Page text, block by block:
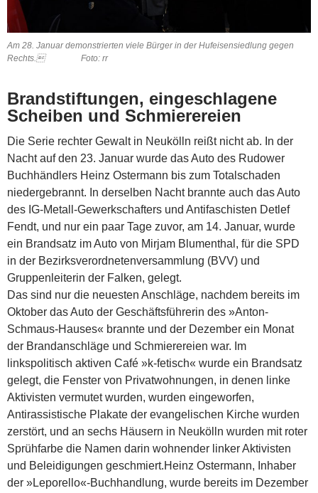
Am 28. Januar demonstrierten viele Bürger in der Hufeisensiedlung gegen
Rechts. Foto: rr
Brandstiftungen, eingeschlagene
Scheiben und Schmierereien
Die Serie rechter Gewalt in Neukölln reißt nicht ab. In der
Nacht auf den 23. Januar wurde das Auto des Rudower
Buchhändlers Heinz Ostermann bis zum Totalschaden
niedergebrannt. In derselben Nacht brannte auch das Auto
des IG-Metall-Gewerkschafters und Antifaschisten Detlef
Fendt, und nur ein paar Tage zuvor, am 14. Januar, wurde
ein Brandsatz im Auto von Mirjam Blumenthal, für die SPD
in der Bezirksverordnetenversammlung (BVV) und
Gruppenleiterin der Falken, gelegt.
Das sind nur die neuesten Anschläge, nachdem bereits im
Oktober das Auto der Geschäftsführerin des »Anton-
Schmaus-Hauses« brannte und der Dezember ein Monat
der Brandanschläge und Schmierereien war. Im
linkspolitisch aktiven Café »k-fetisch« wurde ein Brandsatz
gelegt, die Fenster von Privatwohnungen, in denen linke
Aktivisten vermutet wurden, wurden eingeworfen,
Antirassistische Plakate der evangelischen Kirche wurden
zerstört, und an sechs Häusern in Neukölln wurden mit roter
Sprühfarbe die Namen darin wohnender linker Aktivisten
und Beleidigungen geschmiert.Heinz Ostermann, Inhaber
der »Leporello«-Buchhandlung, wurde bereits im Dezember